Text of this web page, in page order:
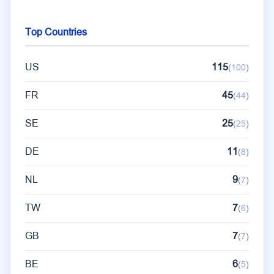
Top Countries
US 115(100)
FR 45(44)
SE 25(25)
DE 11(8)
NL 9(7)
TW 7(6)
GB 7(7)
BE 6(5)